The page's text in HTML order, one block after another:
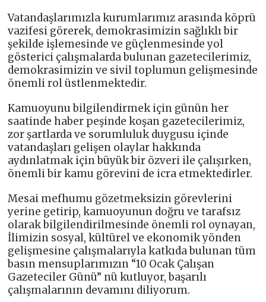
Vatandaşlarımızla kurumlarımız arasında köprü
vazifesi görerek, demokrasimizin sağlıklı bir
şekilde işlemesinde ve güçlenmesinde yol
gösterici çalışmalarda bulunan gazetecilerimiz,
demokrasimizin ve sivil toplumun gelişmesinde
önemli rol üstlenmektedir.
Kamuoyunu bilgilendirmek için günün her
saatinde haber peşinde koşan gazetecilerimiz,
zor şartlarda ve sorumluluk duygusu içinde
vatandaşları gelişen olaylar hakkında
aydınlatmak için büyük bir özveri ile çalışırken,
önemli bir kamu görevini de icra etmektedirler.
Mesai mefhumu gözetmeksizin görevlerini
yerine getirip, kamuoyunun doğru ve tarafsız
olarak bilgilendirilmesinde önemli rol oynayan,
İlimizin sosyal, kültürel ve ekonomik yönden
gelişmesine çalışmalarıyla katkıda bulunan tüm
basın mensuplarımızın “10 Ocak Çalışan
Gazeteciler Günü” nü kutluyor, başarılı
çalışmalarının devamını diliyorum.